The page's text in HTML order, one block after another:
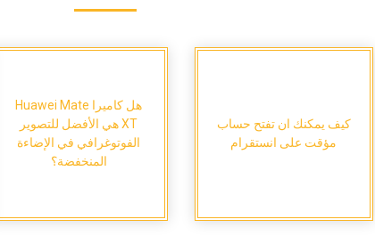
كيف يمكنك ان تفتح حساب
مؤقت على انستقرام
هل كاميرا Huawei Mate
XT هي الأفضل للتصوير
الفوتوغرافي في الإضاءة
المنخفضة؟